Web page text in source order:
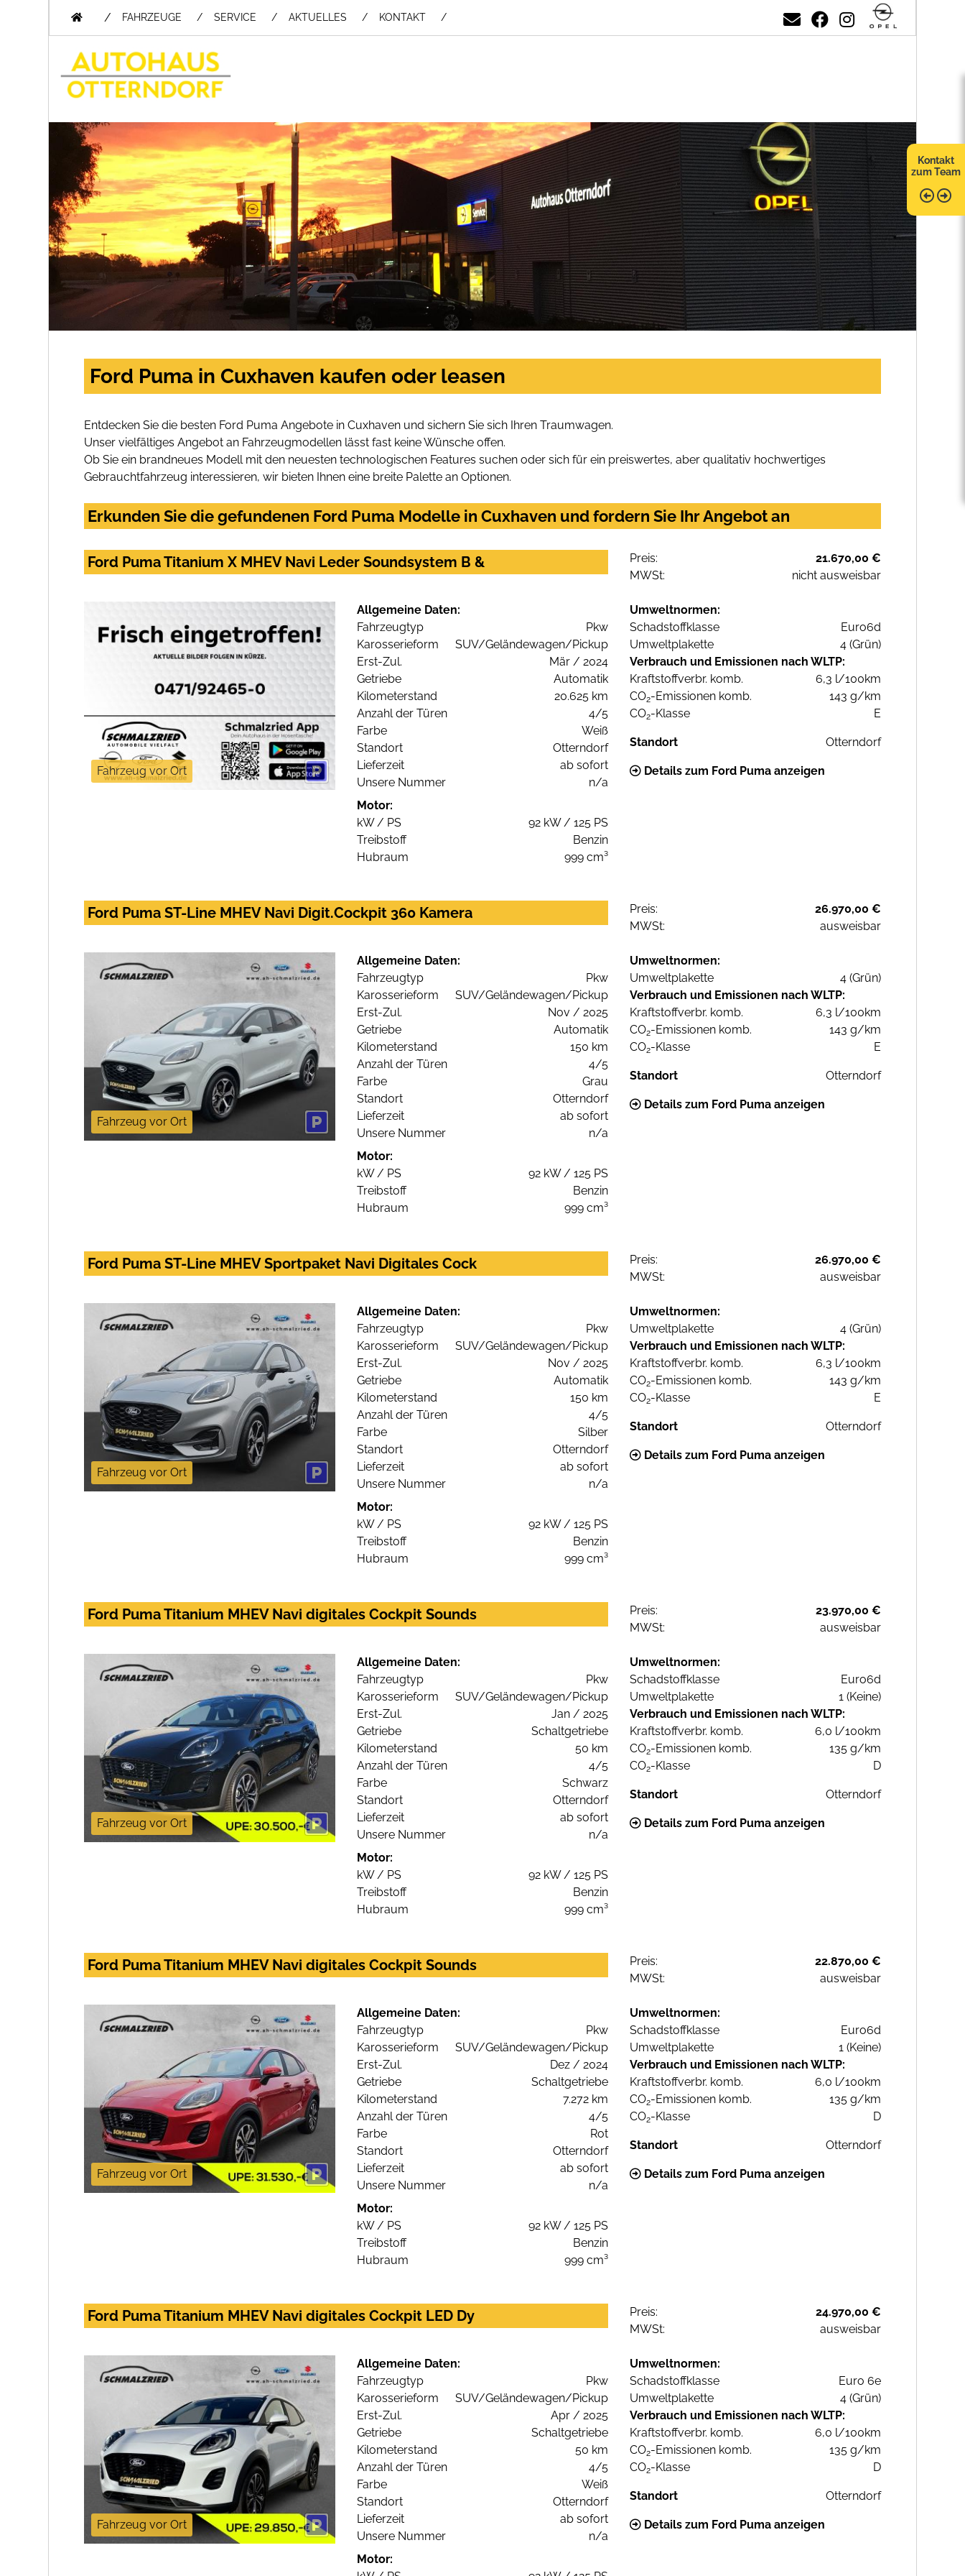
/ FAHRZEUGE SERVICE AKTUELLES KONTAKT
Kontakt
zum Team
Ford Puma in Cuxhaven kaufen oder leasen
Entdecken Sie die besten Ford Puma Angebote in Cuxhaven und sichern Sie sich Ihren Traumwagen.
Unser vielfältiges Angebot an Fahrzeugmodellen lässt fast keine Wünsche offen.
Ob Sie ein brandneues Modell mit den neuesten technologischen Features suchen oder sich für ein preiswertes, aber qualitativ hochwertiges
Gebrauchtfahrzeug interessieren, wir bieten Ihnen eine breite Palette an Optionen.
Erkunden Sie die gefundenen Ford Puma Modelle in Cuxhaven und fordern Sie Ihr Angebot an
Ford Puma Titanium X MHEV Navi Leder Soundsystem B & Preis:
21.670,00 €
MWSt:
nicht ausweisbar
Fahrzeug vor Ort
Allgemeine Daten:
Fahrzeugtyp
Pkw
Karosserieform
SUV/Geländewagen/Pickup
Erst-Zul.
Mär / 2024
Getriebe
Automatik
Kilometerstand
20.625 km
Anzahl der Türen
4/5
Farbe
Weiß
Standort
Otterndorf
Lieferzeit
ab sofort
Unsere Nummer
n/a
Motor:
kW / PS
92 kW / 125 PS
Treibstoff
Benzin
Hubraum
999 cm³
Umweltnormen:
Schadstoffklasse
Euro6d
Umweltplakette
4 (Grün)
Verbrauch und Emissionen nach WLTP:
Kraftstoffverbr. komb.
6,3 l/100km
CO2-Emissionen komb.
143 g/km
CO2-Klasse E
Standort Otterndorf
Details zum Ford Puma anzeigen
Ford Puma ST-Line MHEV Navi Digit.Cockpit 360 Kamera Preis:
26.970,00 €
MWSt:
ausweisbar
Fahrzeug vor Ort
Allgemeine Daten:
Fahrzeugtyp
Pkw
Karosserieform
SUV/Geländewagen/Pickup
Erst-Zul.
Nov / 2025
Getriebe
Automatik
Kilometerstand
150 km
Anzahl der Türen
4/5
Farbe
Grau
Standort
Otterndorf
Lieferzeit
ab sofort
Unsere Nummer
n/a
Motor:
kW / PS
92 kW / 125 PS
Treibstoff
Benzin
Hubraum
999 cm³
Umweltnormen:
Umweltplakette
4 (Grün)
Verbrauch und Emissionen nach WLTP:
Kraftstoffverbr. komb.
6,3 l/100km
CO2-Emissionen komb.
143 g/km
CO2-Klasse E
Standort Otterndorf
Details zum Ford Puma anzeigen
Ford Puma ST-Line MHEV Sportpaket Navi Digitales Cock Preis:
26.970,00 €
MWSt:
ausweisbar
Fahrzeug vor Ort
Allgemeine Daten:
Fahrzeugtyp
Pkw
Karosserieform
SUV/Geländewagen/Pickup
Erst-Zul.
Nov / 2025
Getriebe
Automatik
Kilometerstand
150 km
Anzahl der Türen
4/5
Farbe
Silber
Standort
Otterndorf
Lieferzeit
ab sofort
Unsere Nummer
n/a
Motor:
kW / PS
92 kW / 125 PS
Treibstoff
Benzin
Hubraum
999 cm³
Umweltnormen:
Umweltplakette
4 (Grün)
Verbrauch und Emissionen nach WLTP:
Kraftstoffverbr. komb.
6,3 l/100km
CO2-Emissionen komb.
143 g/km
CO2-Klasse E
Standort Otterndorf
Details zum Ford Puma anzeigen
Ford Puma Titanium MHEV Navi digitales Cockpit Sounds Preis:
23.970,00 €
MWSt:
ausweisbar
Fahrzeug vor Ort
Allgemeine Daten:
Fahrzeugtyp
Pkw
Karosserieform
SUV/Geländewagen/Pickup
Erst-Zul.
Jan / 2025
Getriebe
Schaltgetriebe
Kilometerstand
50 km
Anzahl der Türen
4/5
Farbe
Schwarz
Standort
Otterndorf
Lieferzeit
ab sofort
Unsere Nummer
n/a
Motor:
kW / PS
92 kW / 125 PS
Treibstoff
Benzin
Hubraum
999 cm³
Umweltnormen:
Schadstoffklasse
Euro6d
Umweltplakette
1 (Keine)
Verbrauch und Emissionen nach WLTP:
Kraftstoffverbr. komb.
6,0 l/100km
CO2-Emissionen komb.
135 g/km
CO2-Klasse D
Standort Otterndorf
Details zum Ford Puma anzeigen
Ford Puma Titanium MHEV Navi digitales Cockpit Sounds Preis:
22.870,00 €
MWSt:
ausweisbar
Fahrzeug vor Ort
Allgemeine Daten:
Fahrzeugtyp
Pkw
Karosserieform
SUV/Geländewagen/Pickup
Erst-Zul.
Dez / 2024
Getriebe
Schaltgetriebe
Kilometerstand
7.272 km
Anzahl der Türen
4/5
Farbe
Rot
Standort
Otterndorf
Lieferzeit
ab sofort
Unsere Nummer
n/a
Motor:
kW / PS
92 kW / 125 PS
Treibstoff
Benzin
Hubraum
999 cm³
Umweltnormen:
Schadstoffklasse
Euro6d
Umweltplakette
1 (Keine)
Verbrauch und Emissionen nach WLTP:
Kraftstoffverbr. komb.
6,0 l/100km
CO2-Emissionen komb.
135 g/km
CO2-Klasse D
Standort Otterndorf
Details zum Ford Puma anzeigen
Ford Puma Titanium MHEV Navi digitales Cockpit LED Dy Preis:
24.970,00 €
MWSt:
ausweisbar
Fahrzeug vor Ort
Allgemeine Daten:
Fahrzeugtyp
Pkw
Karosserieform
SUV/Geländewagen/Pickup
Erst-Zul.
Apr / 2025
Getriebe
Schaltgetriebe
Kilometerstand
50 km
Anzahl der Türen
4/5
Farbe
Weiß
Standort
Otterndorf
Lieferzeit
ab sofort
Unsere Nummer
n/a
Motor:
Umweltnormen:
Schadstoffklasse
Euro 6e
Umweltplakette
4 (Grün)
Verbrauch und Emissionen nach WLTP:
Kraftstoffverbr. komb.
6,0 l/100km
CO2-Emissionen komb.
135 g/km
CO2-Klasse D
Standort Otterndorf
Details zum Ford Puma anzeigen